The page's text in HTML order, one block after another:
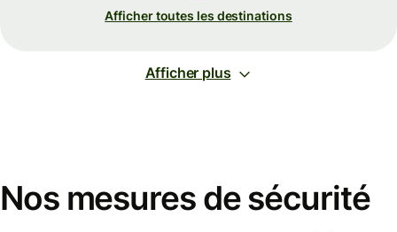
Afficher toutes les destinations
Afficher plus
Nos mesures de sécurité